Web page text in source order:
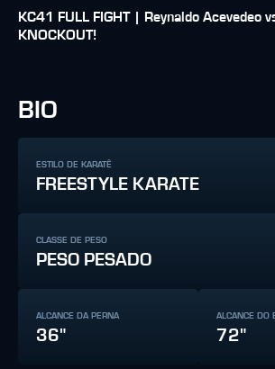
KC41 FULL FIGHT | Reynaldo Acevedeo
KNOCKOUT!
BIO
ESTILO DE KARATÊ
FREESTYLE KARATE
CLASSE DE PESO
PESO PESADO
ALCANCE DA PERNA
36"
ALCANCE DO
72"